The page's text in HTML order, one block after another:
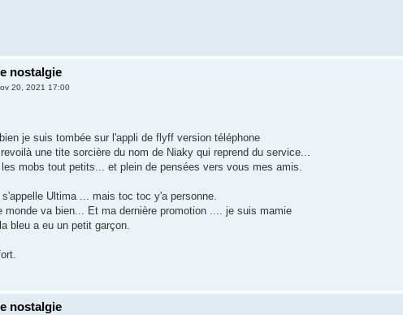
nostalgie
20, 2021 17:00
je suis tombée sur l'appli de flyff version téléphone
une tite sorcière du nom de Niaky qui reprend du service...
mobs tout petits... et plein de pensées vers vous mes amis.
s'appelle Ultima ... mais toc toc y'a personne.
monde va bien... Et ma dernière promotion .... je suis mamie
bleu a eu un petit garçon.
nostalgie